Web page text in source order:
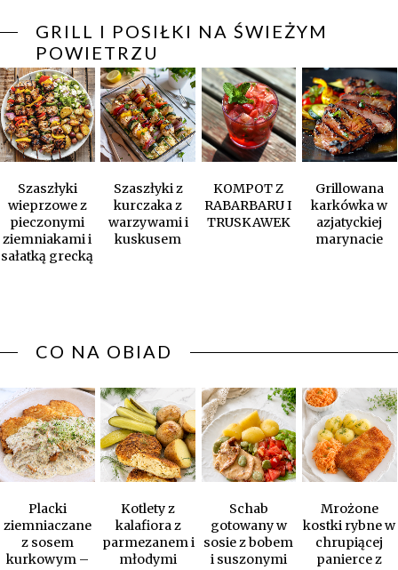
GRILL I POSIŁKI NA ŚWIEŻYM
POWIETRZU
Szaszłyki
wieprzowe z
pieczonymi
ziemniakami i
sałatką grecką
Szaszłyki z
kurczaka z
warzywami i
kuskusem
KOMPOT Z
RABARBARU I
TRUSKAWEK
Grillowana
karkówka w
azjatyckiej
marynacie
CO NA OBIAD
Placki
ziemniaczane
z sosem
kurkowym –
Kotlety z
kalafiora z
parmezanem i
młodymi
Schab
gotowany w
sosie z bobem
i suszonymi
Mrożone
kostki rybne w
chrupiącej
panierce z